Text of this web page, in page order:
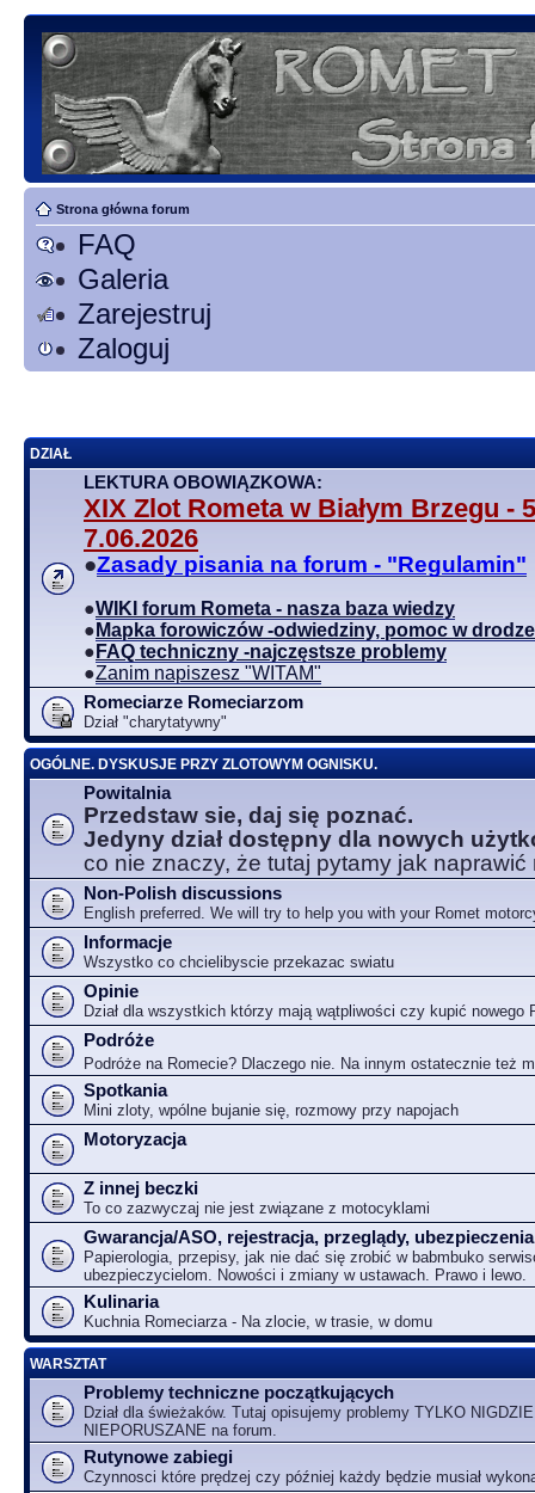
Strona główna forum
FAQ
Galeria
Zarejestruj
Zaloguj
DZIAŁ
LEKTURA OBOWIĄZKOWA:
XIX Zlot Rometa w Białym Brzegu -
7.06.2026
●Zasady pisania na forum - "Regulamin"
●WIKI forum Rometa - nasza baza wiedzy
● Mapka forowiczów -odwiedziny, pomoc w drodze
● FAQ techniczny -najczęstsze problemy
●Zanim napiszesz "WITAM"
Romeciarze Romeciarzom
Dział "charytatywny"
OGÓLNE. DYSKUSJE PRZY ZLOTOWYM OGNISKU.
Powitalnia
Przedstaw sie, daj się poznać.
Jedyny dział dostępny dla nowych
co nie znaczy, że tutaj pytamy jak naprawić
Non-Polish discussions
English preferred. We will try to help you with your Romet
Informacje
Wszystko co chcielibyscie przekazac swiatu
Opinie
Dział dla wszystkich którzy mają wątpliwości czy kupić nowego
Podróże
Podróże na Romecie? Dlaczego nie. Na innym ostatecznie też
Spotkania
Mini zloty, wpólne bujanie się, rozmowy przy napojach
Motoryzacja
Z innej beczki
To co zazwyczaj nie jest związane z motocyklami
Gwarancja/ASO, rejestracja, przeglądy,
Papierologia, przepisy, jak nie dać się zrobić w babmbuko
ubezpieczycielom. Nowości i zmiany w ustawach. Prawo i lewo.
Kulinaria
Kuchnia Romeciarza - Na zlocie, w trasie, w domu
WARSZTAT
Problemy techniczne początkujących
Dział dla świeżaków. Tutaj opisujemy problemy TYLKO NIGDZIE
NIEPORUSZANE na forum.
Rutynowe zabiegi
Czynnosci które prędzej czy później każdy będzie musiał